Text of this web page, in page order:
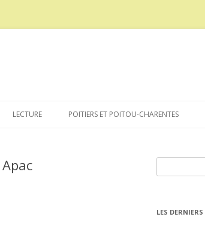
au
LECTURE POITIERS ET POITOU-CHARENTES
LES